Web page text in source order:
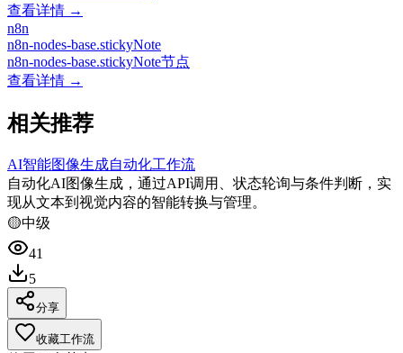
查看详情 →
n8n
n8n-nodes-base.stickyNote
n8n-nodes-base.stickyNote节点
查看详情 →
相关推荐
AI智能图像生成自动化工作流
自动化AI图像生成，通过API调用、状态轮询与条件判断，实
现从文本到视觉内容的智能转换与管理。
🟡中级
41
5
分享
收藏工作流